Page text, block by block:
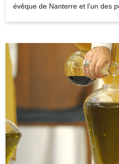
évêque de Nanterre et l’un des